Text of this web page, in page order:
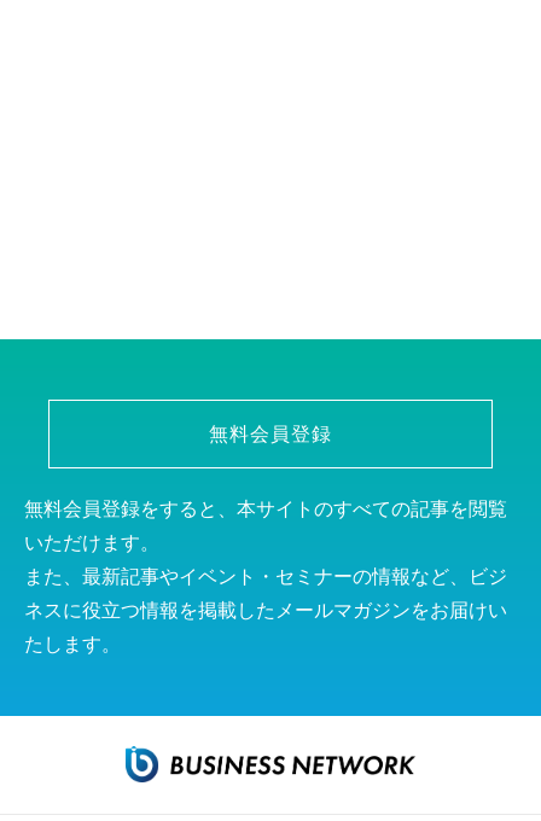
無料会員登録
無料会員登録をすると、本サイトのすべての記事を閲覧
いただけます。
また、最新記事やイベント・セミナーの情報など、ビジ
ネスに役立つ情報を掲載したメールマガジンをお届けい
たします。